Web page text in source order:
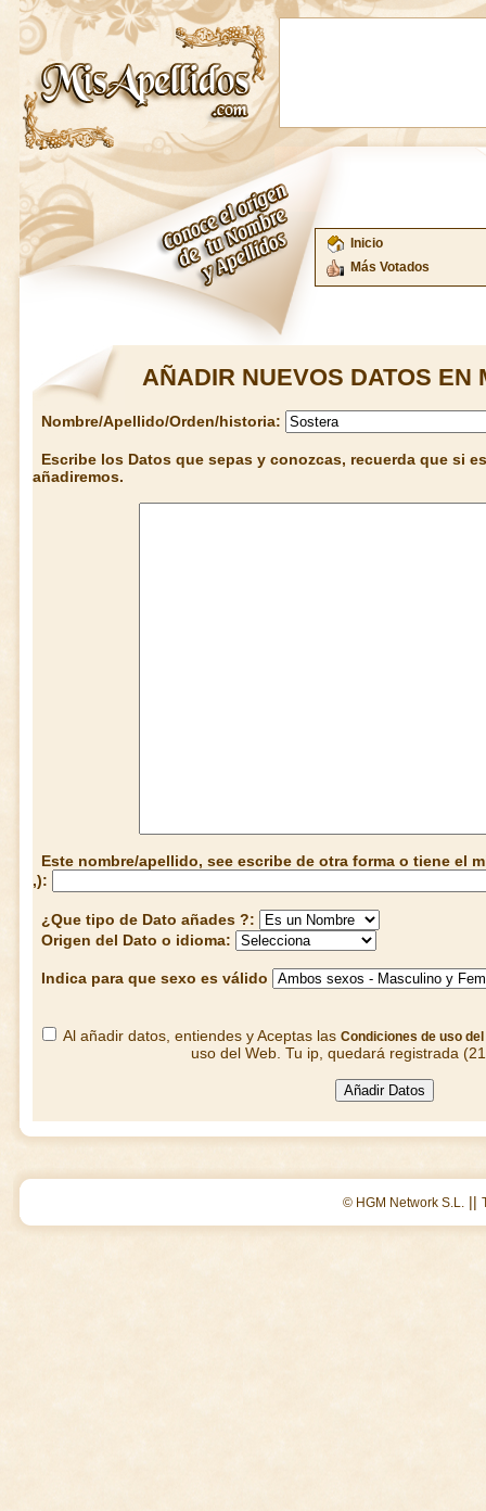
Inicio
Más Votados
AÑADIR NUEVOS DATOS EN
Nombre/Apellido/Orden/historia:
Escribe los Datos que sepas y conozcas, recuerda que si
añadiremos.
Este nombre/apellido, see escribe de otra forma o tiene el
,):
¿Que tipo de Dato añades ?:
Origen del Dato o idioma:
Indica para que sexo es válido
Al añadir datos, entiendes y Aceptas las Condiciones de uso del
uso del Web. Tu ip, quedará registrada
© HGM Network S.L. ||